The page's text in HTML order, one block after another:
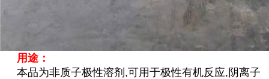
用途：
本品为非质子极性溶剂,可用于极性有机反应, 阴离子